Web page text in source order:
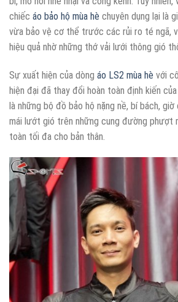
chiếc áo bảo hộ mùa hè chuyên dụng lại là
vừa bảo vệ cơ thể trước các rủi ro té ngã,
hiệu quả nhờ những thớ vải lưới thông gió
Sự xuất hiện của dòng áo LS2 mùa hè với
hiện đại đã thay đổi hoàn toàn định kiến
là những bộ đồ bảo hộ nặng nề, bí bách,
mái lướt gió trên những cung đường phượt
toàn tối đa cho bản thân.